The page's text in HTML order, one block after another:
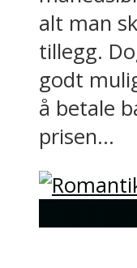
alt man
tillegg.
godt
å betale
prisen...